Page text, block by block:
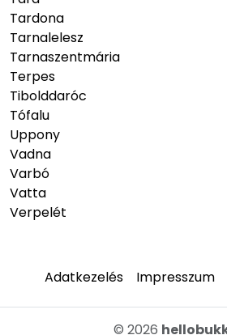
Tardona
Tarnalelesz
Tarnaszentmária
Terpes
Tibolddaróc
Tófalu
Uppony
Vadna
Varbó
Vatta
Verpelét
Adatkezelés Impresszum
© 2026